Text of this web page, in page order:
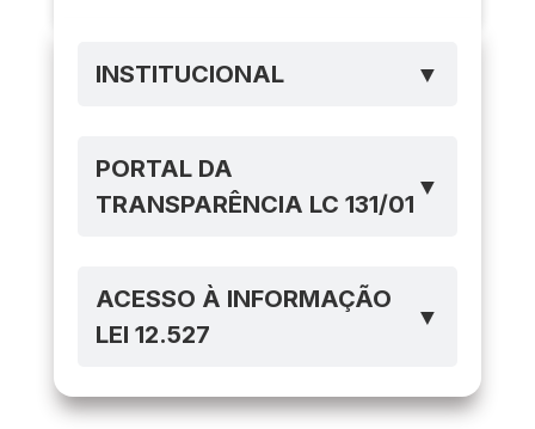
INSTITUCIONAL ▼
PORTAL DA
TRANSPARÊNCIA LC 131/01
▼
ACESSO À INFORMAÇÃO
LEI 12.527
▼